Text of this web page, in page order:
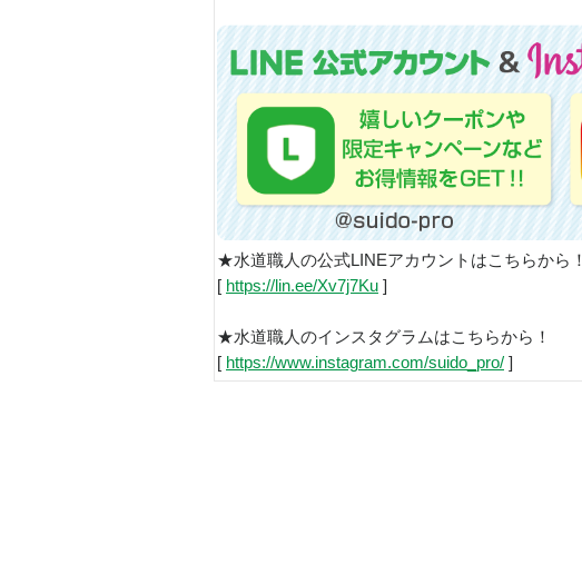
★水道職人の公式LINEアカウントはこちらから！
[ https://lin.ee/Xv7j7Ku ]
★水道職人のインスタグラムはこちらから！
[ https://www.instagram.com/suido_pro/ ]